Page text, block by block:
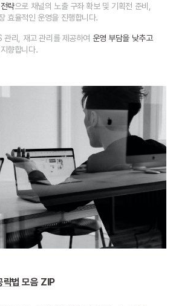
략으로 채널의 노출 구좌 확보 및 기획전 준비,
효율적인 운영을 진행합니다.
관리, 재고 관리를 제공하여 운영 부담을 낮추고
향합니다.
략법 모음 ZIP